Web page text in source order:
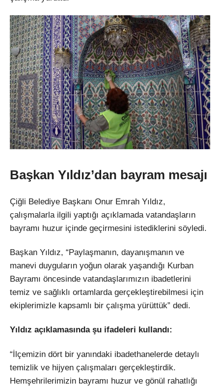
Başkan Yıldız’dan bayram mesajı
Çiğli Belediye Başkanı Onur Emrah Yıldız,
çalışmalarla ilgili yaptığı açıklamada vatandaşların
bayramı huzur içinde geçirmesini istediklerini söyledi.
Başkan Yıldız, “Paylaşmanın, dayanışmanın ve
manevi duyguların yoğun olarak yaşandığı Kurban
Bayramı öncesinde vatandaşlarımızın ibadetlerini
temiz ve sağlıklı ortamlarda gerçekleştirebilmesi için
ekiplerimizle kapsamlı bir çalışma yürüttük” dedi.
Yıldız açıklamasında şu ifadeleri kullandı:
“İlçemizin dört bir yanındaki ibadethanelerde detaylı
temizlik ve hijyen çalışmaları gerçekleştirdik.
Hemşehrilerimizin bayramı huzur ve gönül rahatlığı